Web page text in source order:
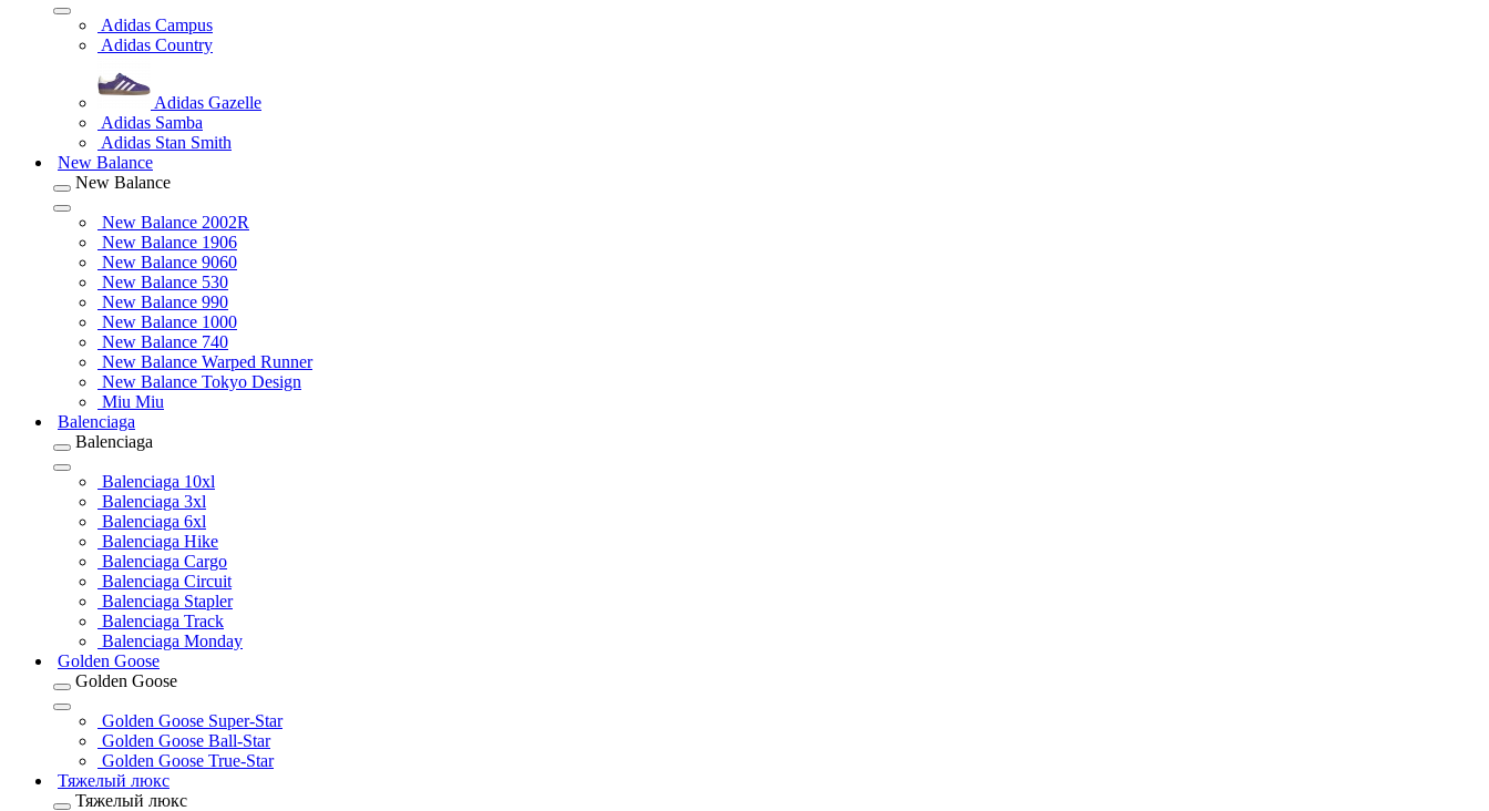
Adidas Campus
Adidas Country
Adidas Gazelle
Adidas Samba
Adidas Stan Smith
New Balance
New Balance
New Balance 2002R
New Balance 1906
New Balance 9060
New Balance 530
New Balance 990
New Balance 1000
New Balance 740
New Balance Warped Runner
New Balance Tokyo Design
Miu Miu
Balenciaga
Balenciaga
Balenciaga 10xl
Balenciaga 3xl
Balenciaga 6xl
Balenciaga Hike
Balenciaga Cargo
Balenciaga Circuit
Balenciaga Stapler
Balenciaga Track
Balenciaga Monday
Golden Goose
Golden Goose
Golden Goose Super-Star
Golden Goose Ball-Star
Golden Goose True-Star
Тяжелый люкс
Тяжелый люкс